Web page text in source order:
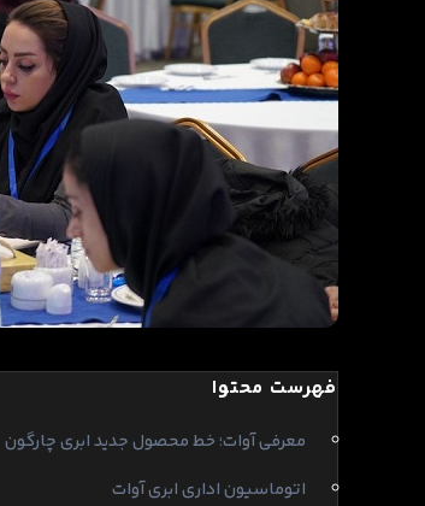
فهرست محتوا
معرفی آوات؛ خط محصول جدید ابری چارگون
اتوماسیون اداری ابری آوات